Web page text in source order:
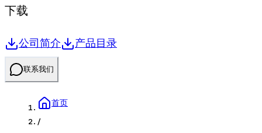
下载
公司简介 产品目录
联系我们
首页
/